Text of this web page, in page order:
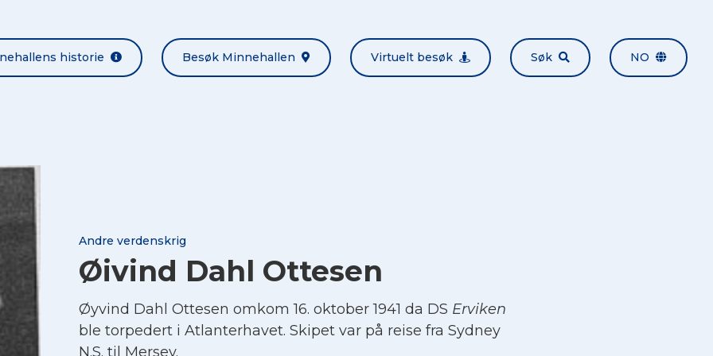
historie Besøk Minnehallen Virtuelt besøk Søk NO
Andre verdenskrig
Øivind Dahl Ottesen
Øyvind Dahl Ottesen omkom 16. oktober 1941 da DS Erviken
ble torpedert i Atlanterhavet. Skipet var på reise fra Sydney
N.S. til Mersey.